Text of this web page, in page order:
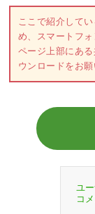
ここで紹介して
め、スマートフ
ページ上部にあ
ウンロードをお願
ユ
コ